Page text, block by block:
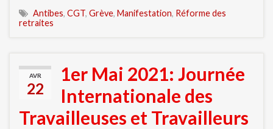
Antibes, CGT, Grève, Manifestation, Réforme des
retraites
AVR
22
1er Mai 2021: Journée
Internationale des
Travailleuses et Travailleurs